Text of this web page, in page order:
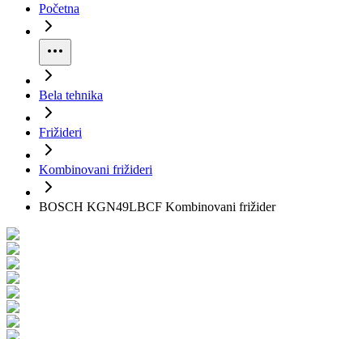
Početna
Bela tehnika
Frižideri
Kombinovani frižideri
BOSCH KGN49LBCF Kombinovani frižider